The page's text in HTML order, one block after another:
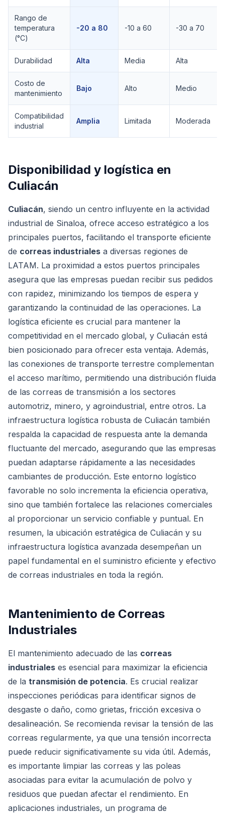
Rango de
temperatura
(°C)
-20 a 80 -10 a 60 -30 a 70
Durabilidad Alta Media Alta
Costo de
mantenimiento
Bajo Alto Medio
Compatibilidad
industrial
Amplia Limitada Moderada
Disponibilidad y logística en
Culiacán
Culiacán, siendo un centro influyente en la actividad
industrial de Sinaloa, ofrece acceso estratégico a los
principales puertos, facilitando el transporte eficiente
de correas industriales a diversas regiones de
LATAM. La proximidad a estos puertos principales
asegura que las empresas puedan recibir sus pedidos
con rapidez, minimizando los tiempos de espera y
garantizando la continuidad de las operaciones. La
logística eficiente es crucial para mantener la
competitividad en el mercado global, y Culiacán está
bien posicionado para ofrecer esta ventaja. Además,
las conexiones de transporte terrestre complementan
el acceso marítimo, permitiendo una distribución fluida
de las correas de transmisión a los sectores
automotriz, minero, y agroindustrial, entre otros. La
infraestructura logística robusta de Culiacán también
respalda la capacidad de respuesta ante la demanda
fluctuante del mercado, asegurando que las empresas
puedan adaptarse rápidamente a las necesidades
cambiantes de producción. Este entorno logístico
favorable no solo incrementa la eficiencia operativa,
sino que también fortalece las relaciones comerciales
al proporcionar un servicio confiable y puntual. En
resumen, la ubicación estratégica de Culiacán y su
infraestructura logística avanzada desempeñan un
papel fundamental en el suministro eficiente y efectivo
de correas industriales en toda la región.
Mantenimiento de Correas
Industriales
El mantenimiento adecuado de las correas
industriales es esencial para maximizar la eficiencia
de la transmisión de potencia. Es crucial realizar
inspecciones periódicas para identificar signos de
desgaste o daño, como grietas, fricción excesiva o
desalineación. Se recomienda revisar la tensión de las
correas regularmente, ya que una tensión incorrecta
puede reducir significativamente su vida útil. Además,
es importante limpiar las correas y las poleas
asociadas para evitar la acumulación de polvo y
residuos que puedan afectar el rendimiento. En
aplicaciones industriales, un programa de